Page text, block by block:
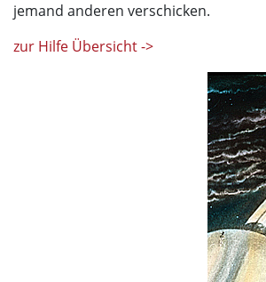
jemand anderen verschicken.
zur Hilfe Übersicht ->